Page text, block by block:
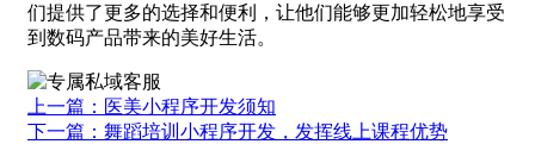
们提供了更多的选择和便利，让他们能够更加轻松地享受
到数码产品带来的美好生活。
上一篇：医美小程序开发须知
下一篇：舞蹈培训小程序开发，发挥线上课程优势